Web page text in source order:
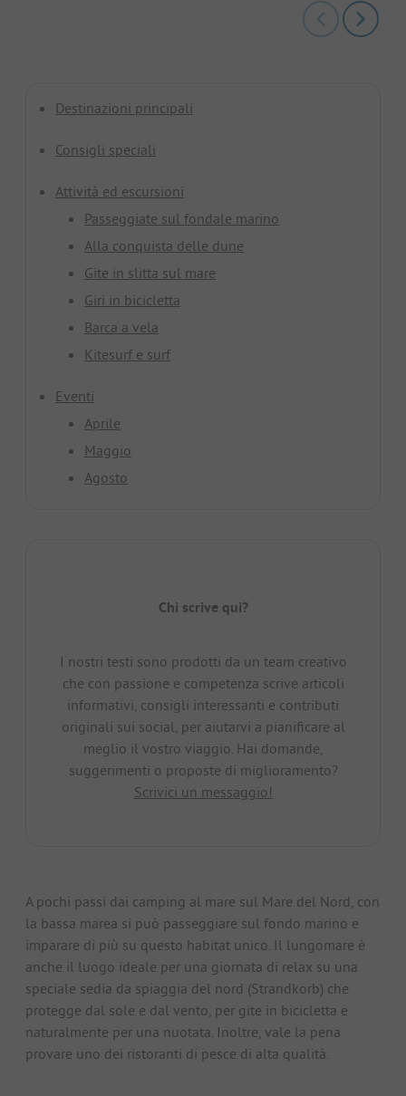
Destinazioni principali
Consigli speciali
Attività ed escursioni
Passeggiate sul fondale marino
Alla conquista delle dune
Gite in slitta sul mare
Giri in bicicletta
Barca a vela
Kitesurf e surf
Eventi
Aprile
Maggio
Agosto
Chi scrive qui?
I nostri testi sono prodotti da un team creativo
che con passione e competenza scrive articoli
informativi, consigli interessanti e contributi
originali sui social, per aiutarvi a pianificare al
meglio il vostro viaggio. Hai domande,
suggerimenti o proposte di miglioramento?
Scrivici un messaggio!
A pochi passi dai camping al mare sul Mare del Nord, con
la bassa marea si può passeggiare sul fondo marino e
imparare di più su questo habitat unico. Il lungomare è
anche il luogo ideale per una giornata di relax su una
speciale sedia da spiaggia del nord (Strandkorb) che
protegge dal sole e dal vento, per gite in bicicletta e
naturalmente per una nuotata. Inoltre, vale la pena
provare uno dei ristoranti di pesce di alta qualità.